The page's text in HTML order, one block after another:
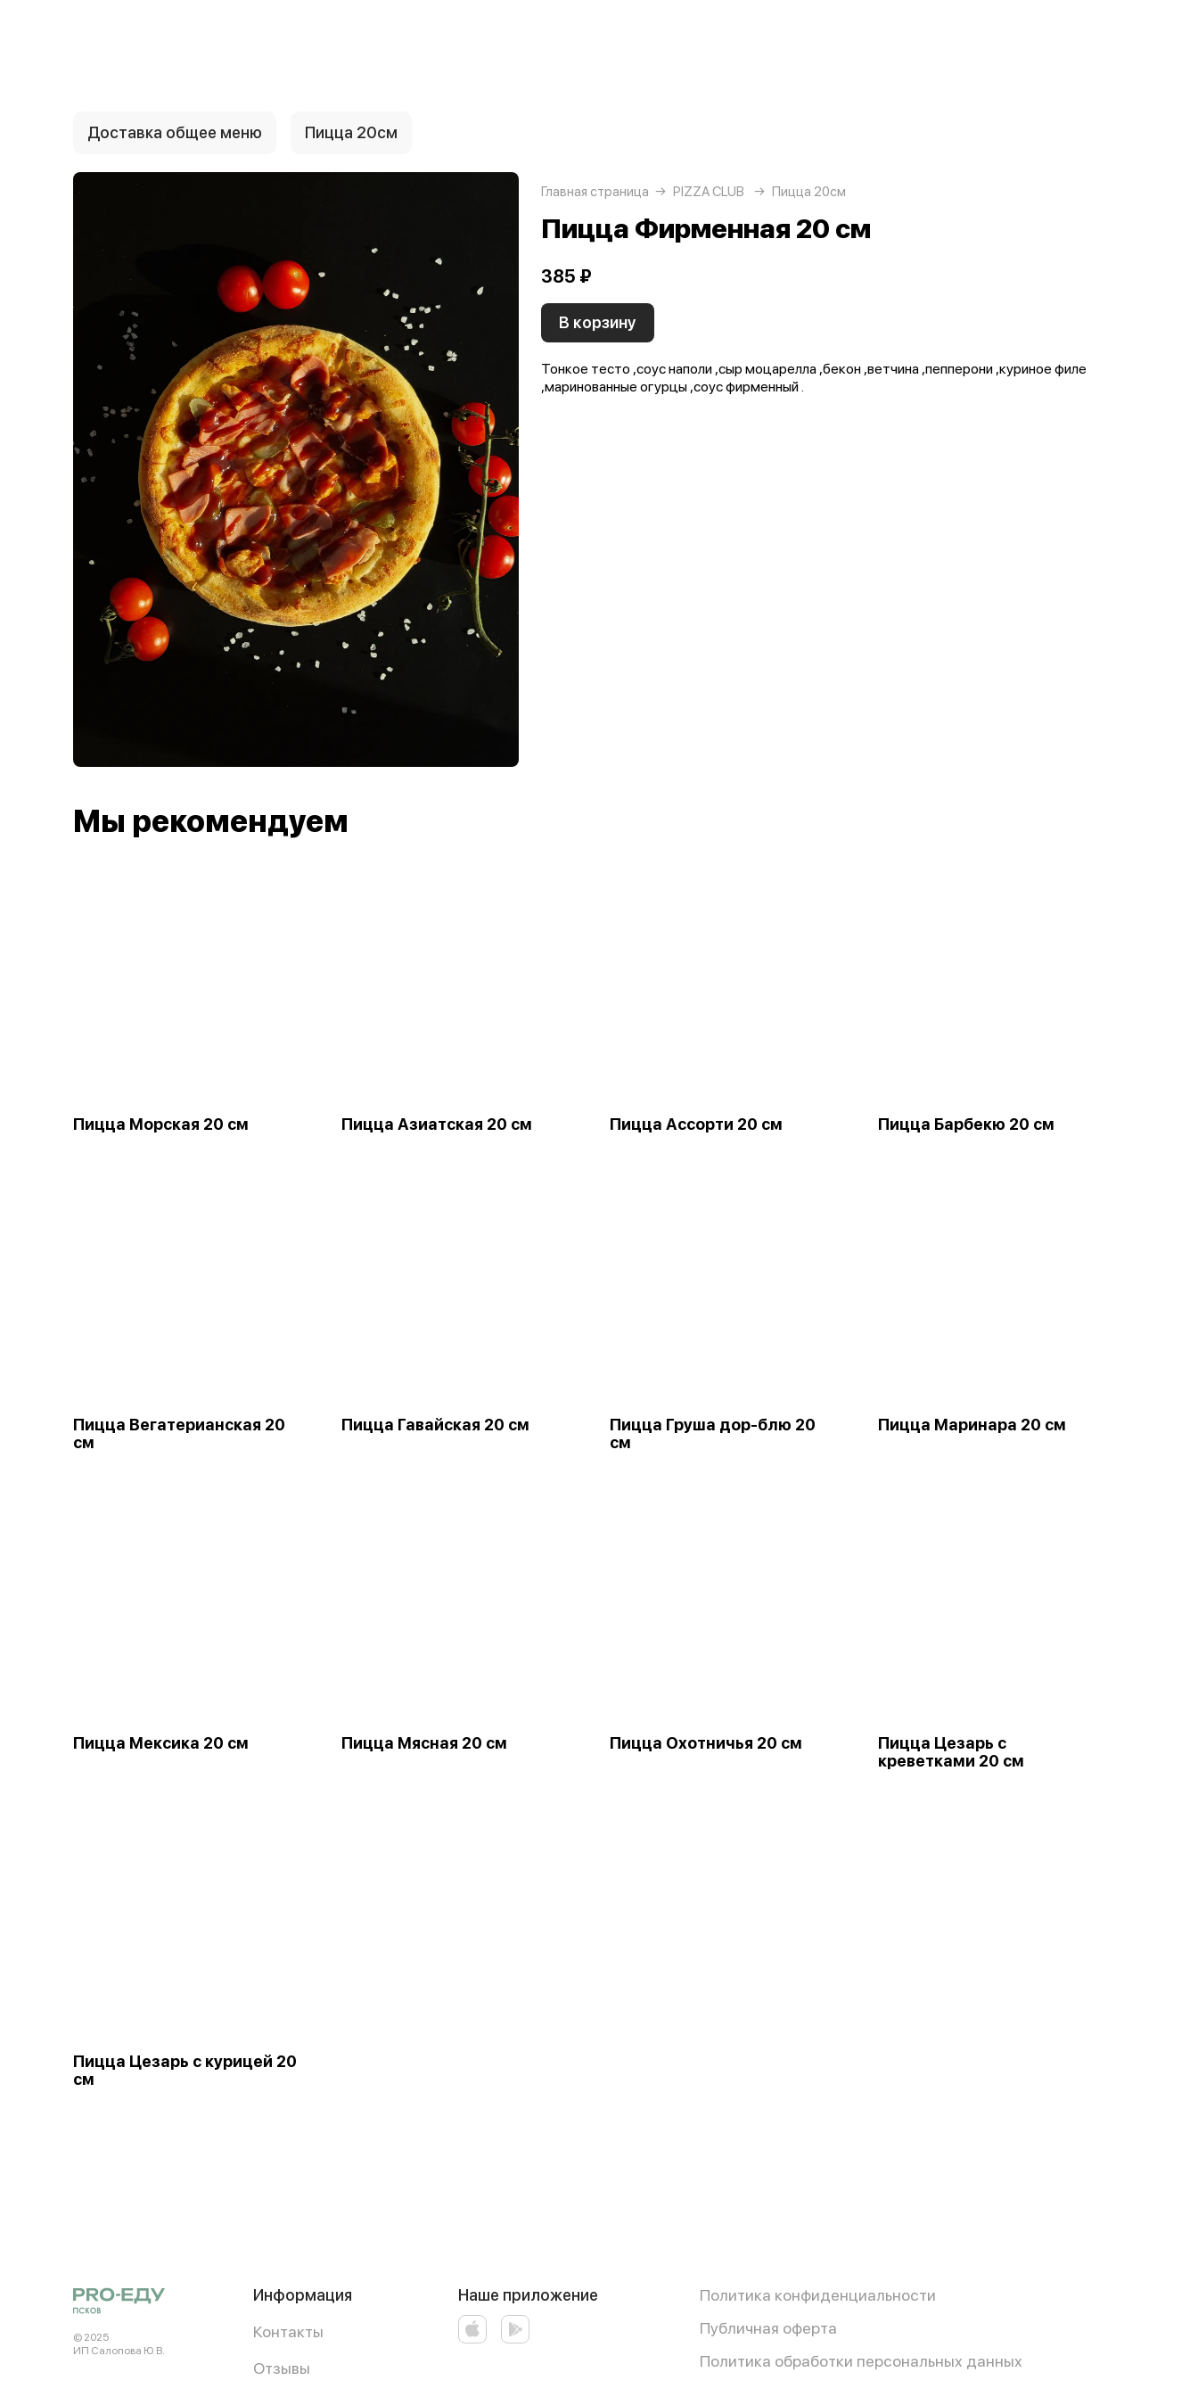
Доставка общее меню Пицца 20см
Главная страница PIZZA CLUB Пицца 20см
Пицца Фирменная 20 см
385 ₽
В корзину
Тонкое тесто ,соус наполи ,сыр моцарелла ,бекон ,ветчина ,пепперони ,куриное филе
,маринованные огурцы ,соус фирменный .
Мы рекомендуем
Пицца Морская 20 см Пицца Азиатская 20 см Пицца Ассорти 20 см Пицца Барбекю 20 см
Пицца Вегатерианская 20
см
Пицца Гавайская 20 см
Пицца Груша дор-блю 20
см
Пицца Маринара 20 см
Пицца Мексика 20 см Пицца Мясная 20 см Пицца Охотничья 20 см
Пицца Цезарь с
креветками 20 см
Пицца Цезарь с курицей 20
см
© 2025
ИП Салопова Ю. В.
Информация
Контакты
Отзывы
Наше приложение
Политика конфиденциальности
Публичная оферта
Политика обработки персональных данных